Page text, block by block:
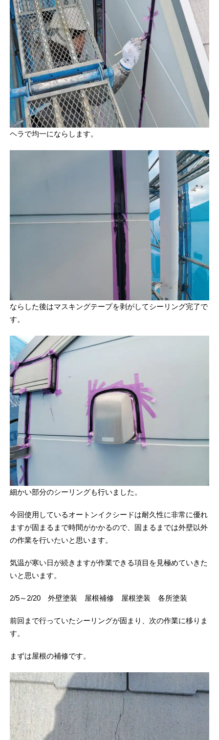
ヘラで均一にならします。
ならした後はマスキングテープを剥がしてシーリング完了で
す。
細かい部分のシーリングも行いました。
今回使用しているオートンイクシードは耐久性に非常に優れ
ますが固まるまで時間がかかるので、固まるまでは外壁以外
の作業を行いたいと思います。
気温が寒い日が続きますが作業できる項目を見極めていきた
いと思います。
2/5～2/20 外壁塗装 屋根補修 屋根塗装 各所塗装
前回まで行っていたシーリングが固まり、次の作業に移りま
す。
まずは屋根の補修です。